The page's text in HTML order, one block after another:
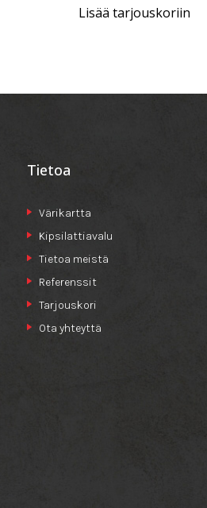
Lisää tarjouskoriin
Tietoa
Värikartta
Kipsilattiavalu
Tietoa meistä
Referenssit
Tarjouskori
Ota yhteyttä